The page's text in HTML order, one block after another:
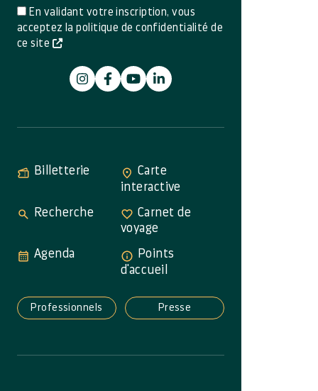
En validant votre inscription, vous
acceptez la politique de confidentialité de
ce site
Billetterie
Carte
interactive
Recherche
Carnet de
voyage
Agenda
Points
d'accueil
Professionnels Presse